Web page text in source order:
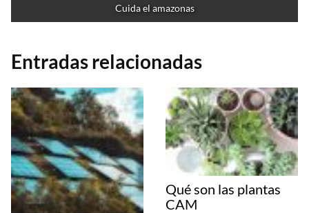
Cuida el amazonas
Entradas relacionadas
Qué son las plantas
CAM